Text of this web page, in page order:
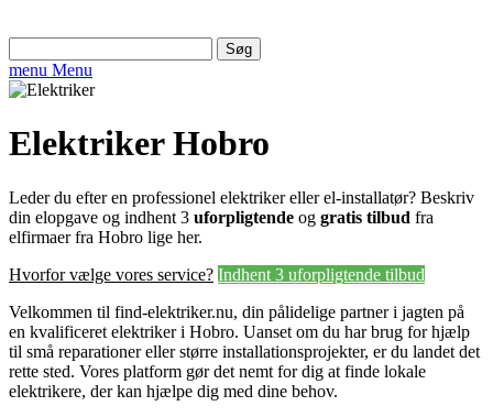
efter:
menu Menu
Elektriker Hobro
Leder du efter en professionel elektriker eller el-installatør? Beskriv
din elopgave og indhent 3 uforpligtende og gratis tilbud fra
elfirmaer fra Hobro lige her.
Hvorfor vælge vores service? Indhent 3 uforpligtende tilbud
Velkommen til find-elektriker.nu, din pålidelige partner i jagten på
en kvalificeret elektriker i Hobro. Uanset om du har brug for hjælp
til små reparationer eller større installationsprojekter, er du landet det
rette sted. Vores platform gør det nemt for dig at finde lokale
elektrikere, der kan hjælpe dig med dine behov.